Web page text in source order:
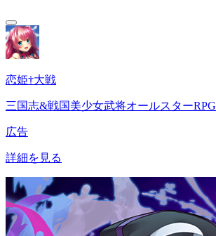
恋姫†大戦
三国志&戦国美少女武将オールスターRPG
広告
詳細を見る